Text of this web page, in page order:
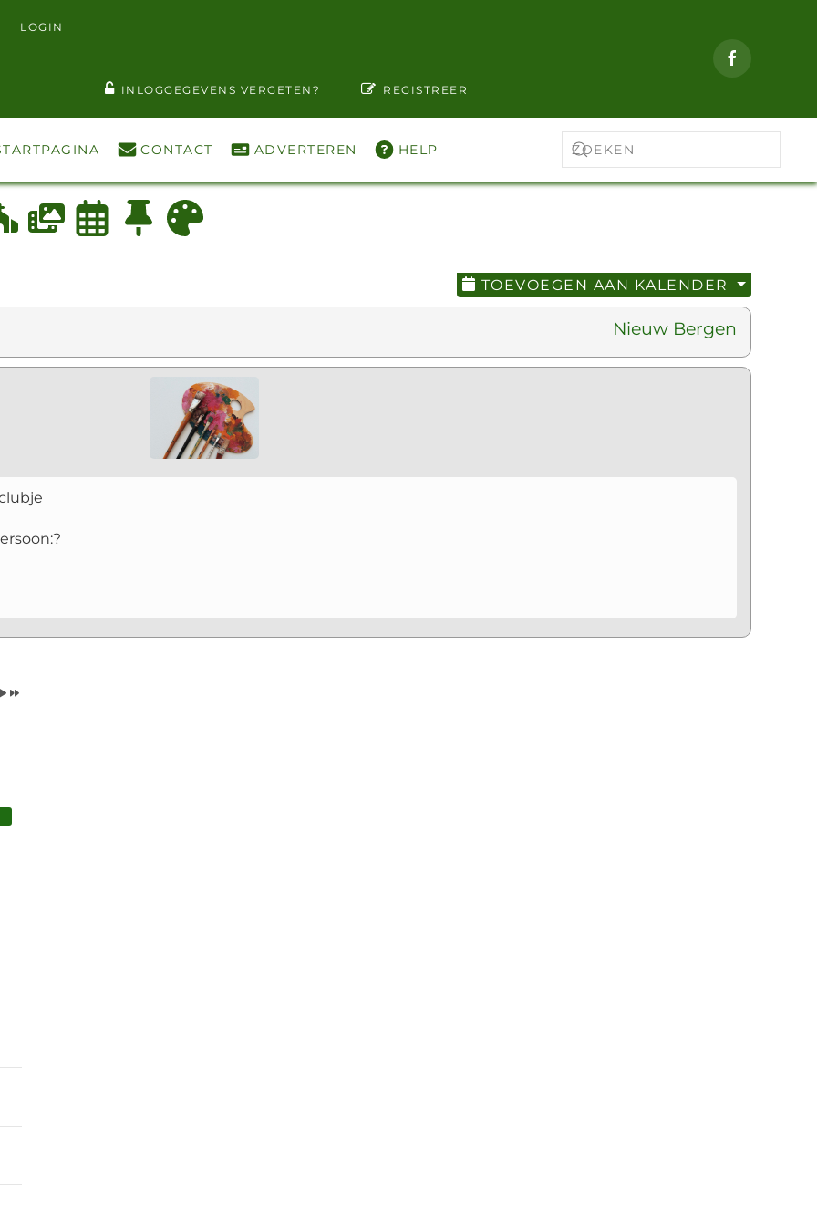
LOGIN
INLOGGEGEVENS VERGETEN? REGISTREER
CONTACT ADVERTEREN HELP
TOEVOEGEN AAN KALENDER
Nieuw Bergen
Volgend